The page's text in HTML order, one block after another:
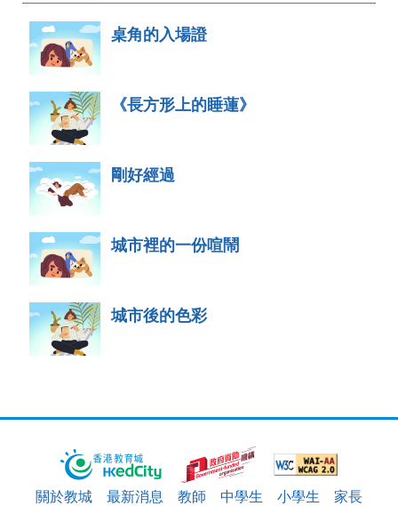
桌角的入場證
《長方形上的睡蓮》
剛好經過
城市裡的一份喧鬧
城市後的色彩
關於教城 最新消息 教師 中學生 小學生 家長